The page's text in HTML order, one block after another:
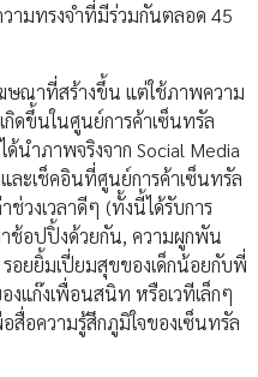
ามทรงจำที่มีร่วมกันตลอด 45
ษณาที่สร้างขึ้น แต่ใช้ภาพความ
กิดขึ้นในศูนย์การค้าเซ็นทรัล
ด้นำภาพจริงจาก Social Media
ละเช็คอินที่ศูนย์การค้าเซ็นทรัล
ช่วงเวลาดีๆ (ทั้งนี้ได้รับการ
ช้อปปิ้งด้วยกัน, ความผูกพัน
อยยิ้มเปี่ยมสุขของเด็กน้อยกับพี่
งแก๊งเพื่อนสนิท หรือเวทีเล็กๆ
สื่อความรู้สึกภูมิใจของเซ็นทรัล